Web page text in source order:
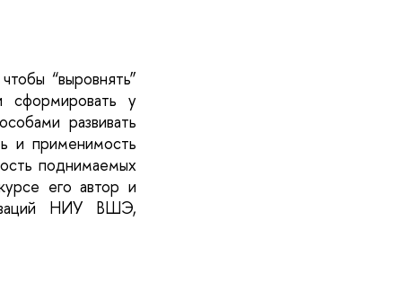
“выровнять”
сформировать у
развивать
и применимость
поднимаемых
его автор и
НИУ ВШЭ,